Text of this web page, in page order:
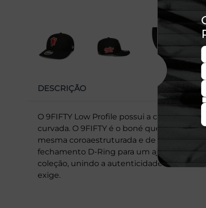
DESCRIÇÃO
O 9FIFTY Low Profile possui a copa mais
curvada. O 9FIFTY é o boné que
mesma coroaestruturada e de alta
fechamento D-Ring para um ajuste
coleção, unindo a autenticidade de um
exige.